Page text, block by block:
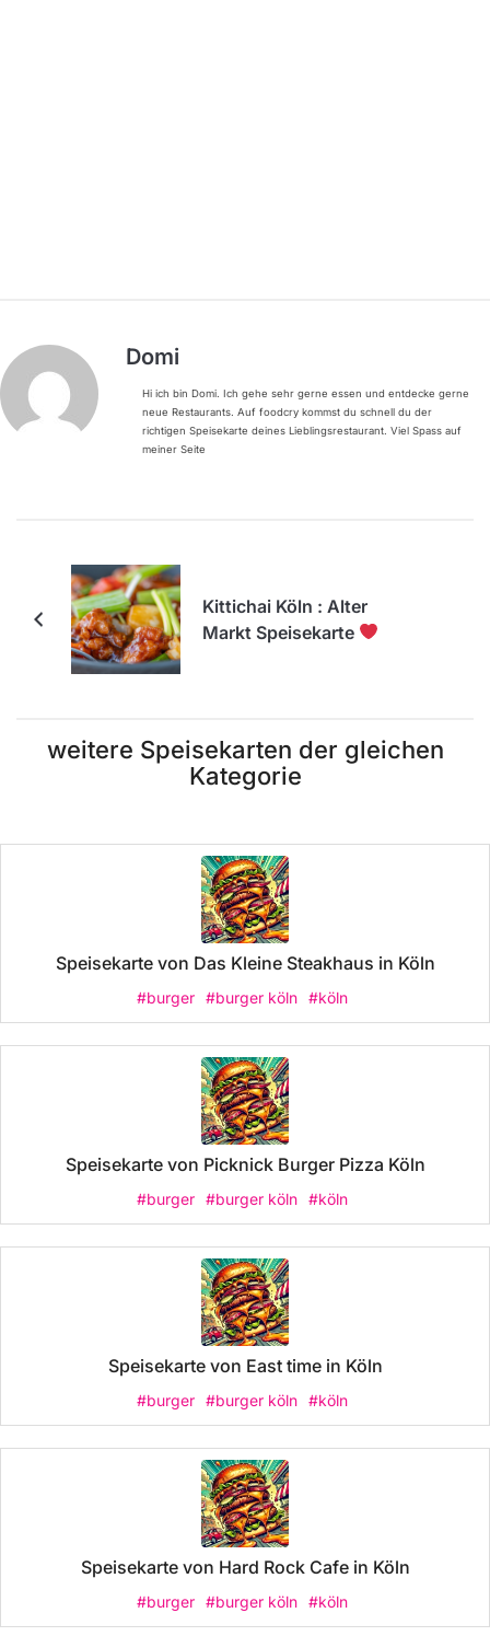
Domi
Hi ich bin Domi. Ich gehe sehr gerne essen und entdecke gerne
neue Restaurants. Auf foodcry kommst du schnell du der
richtigen Speisekarte deines Lieblingsrestaurant. Viel Spass auf
meiner Seite
Kittichai Köln : Alter
Markt Speisekarte
weitere Speisekarten der gleichen
Kategorie
Speisekarte von Das Kleine Steakhaus in Köln
#burger #burger köln #köln
Speisekarte von Picknick Burger Pizza Köln
#burger #burger köln #köln
Speisekarte von East time in Köln
#burger #burger köln #köln
Speisekarte von Hard Rock Cafe in Köln
#burger #burger köln #köln